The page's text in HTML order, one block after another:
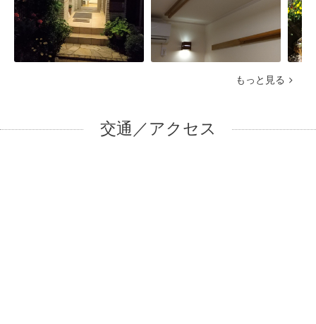
もっと見る
交通／アクセス